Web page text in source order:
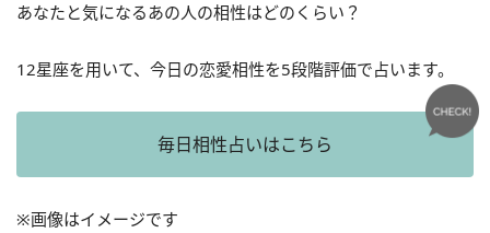
あなたと気になるあの人の相性はどのくらい？
12星座を用いて、今日の恋愛相性を5段階評価で占います。
毎日相性占いはこちら
※画像はイメージです